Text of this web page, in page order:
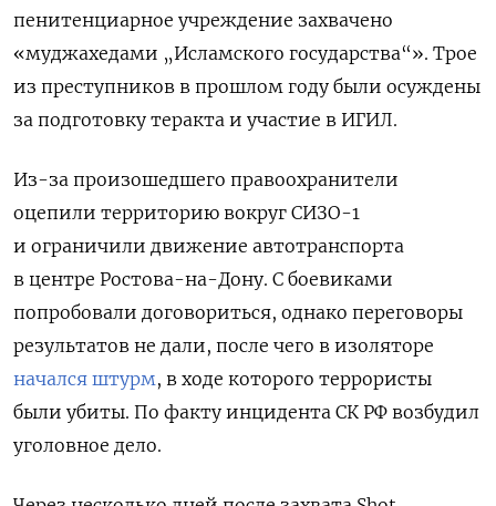
пенитенциарное учреждение захвачено
«муджахедами „Исламского государства“». Трое
из преступников в прошлом году были осуждены
за подготовку теракта и участие в ИГИЛ.
Из-за произошедшего правоохранители
оцепили территорию вокруг СИЗО-1
и ограничили движение автотранспорта
в центре Ростова-на-Дону. С боевиками
попробовали договориться, однако переговоры
результатов не дали, после чего в изоляторе
начался штурм, в ходе которого террористы
были убиты. По факту инцидента СК РФ возбудил
уголовное дело.